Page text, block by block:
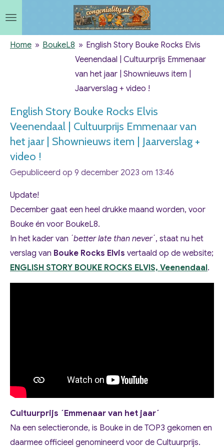
naar
Home » BoukeL8 » English Story Bouke Rocks Elvis
Veenendaal | Cultuurprijs Emmenaar
van het jaar | Shownieuws item |
Jaarverslag + video !
English Story Bouke Rocks Elvis
Veenendaal | Cultuurprijs Emmenaar van
het jaar | Shownieuws item | Jaarverslag +
video !
Gepubliceerd op 9 december 2023 om 13:46
Update!
December gaat een heel drukke maand worden, voor
Bouke én voor BoukeL8.
In het kader van ´better late than never´, staat nu het
verslag van Bouke Rocks Elvis vertaald op de website;
ENGLISH STORY BOUKE ROCKS ELVIS, Veenendaal.
Cultuurprijs ´Emmenaar van het jaar´
Na een selectieronde, is Bouke in de TOP3 gekomen en
daarmee officieel genomineerd voor de Cultuurprijs.